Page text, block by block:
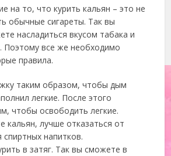
на то, что курить кальян – это не
обычные сигареты. Так вы
насладиться вкусом табака и
Поэтому все же необходимо
правила.
таким образом, чтобы дым
легкие. После этого
чтобы освободить легкие.
кальян, лучше отказаться от
спиртных напитков.
в затяг. Так вы сможете в